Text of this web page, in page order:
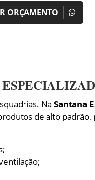
ORÇAMENTO
Na Santana
de alto